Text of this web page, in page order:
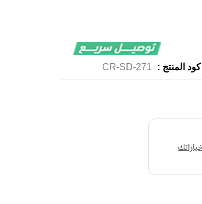
كود المنتج : CR-SD-271